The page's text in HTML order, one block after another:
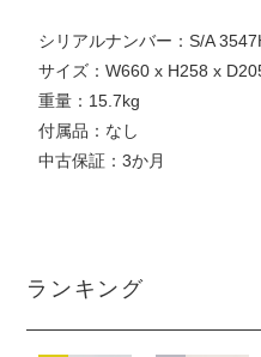
シリアルナンバー：S/A
サイズ：W660 x H258 x
重量：15.7kg
付属品：なし
中古保証：3か月
ランキング